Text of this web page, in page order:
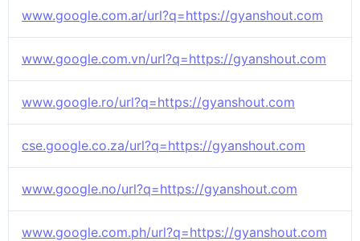
www.google.com.ar/url?q=https://gyanshout.com
www.google.com.vn/url?q=https://gyanshout.com
www.google.ro/url?q=https://gyanshout.com
cse.google.co.za/url?q=https://gyanshout.com
www.google.no/url?q=https://gyanshout.com
www.google.com.ph/url?q=https://gyanshout.com